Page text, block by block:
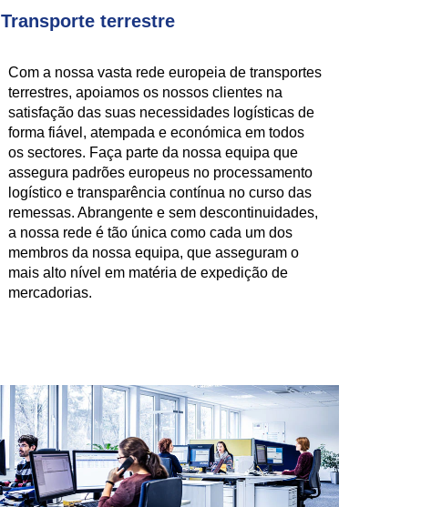
Transporte terrestre
Com a nossa vasta rede europeia de transportes
terrestres, apoiamos os nossos clientes na
satisfação das suas necessidades logísticas de
forma fiável, atempada e económica em todos
os sectores. Faça parte da nossa equipa que
assegura padrões europeus no processamento
logístico e transparência contínua no curso das
remessas. Abrangente e sem descontinuidades,
a nossa rede é tão única como cada um dos
membros da nossa equipa, que asseguram o
mais alto nível em matéria de expedição de
mercadorias.